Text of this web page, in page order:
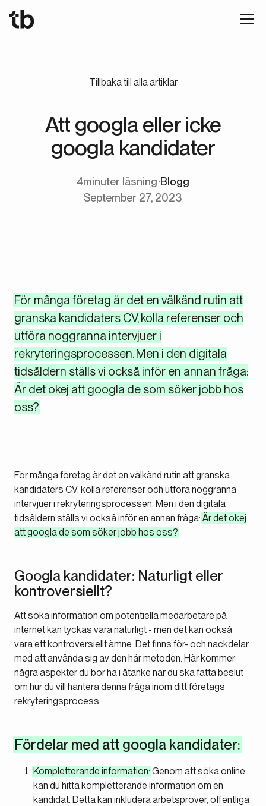
Tillbaka till alla artiklar
Att googla eller icke
googla kandidater
4minuter läsning∙Blogg
September 27, 2023
För många företag är det en välkänd rutin att
granska kandidaters CV, kolla referenser och
utföra noggranna intervjuer i
rekryteringsprocessen. Men i den digitala
tidsåldern ställs vi också inför en annan fråga:
Är det okej att googla de som söker jobb hos
oss?
För många företag är det en välkänd rutin att granska
kandidaters CV, kolla referenser och utföra noggranna
intervjuer i rekryteringsprocessen. Men i den digitala
tidsåldern ställs vi också inför en annan fråga: Är det okej
att googla de som söker jobb hos oss?
Googla kandidater: Naturligt eller
kontroversiellt?
Att söka information om potentiella medarbetare på
internet kan tyckas vara naturligt - men det kan också
vara ett kontroversiellt ämne. Det finns för- och nackdelar
med att använda sig av den här metoden. Här kommer
några aspekter du bör ha i åtanke när du ska fatta beslut
om hur du vill hantera denna fråga inom ditt företags
rekryteringsprocess.
Fördelar med att googla kandidater:
Kompletterande information: Genom att söka online
kan du hitta kompletterande information om en
kandidat. Detta kan inkludera arbetsprover, offentliga